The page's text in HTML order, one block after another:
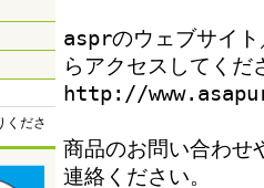
くださ
asprのウェブサイト
らアクセスしてくだ
http://
商品のお問い合わせ
連絡ください。